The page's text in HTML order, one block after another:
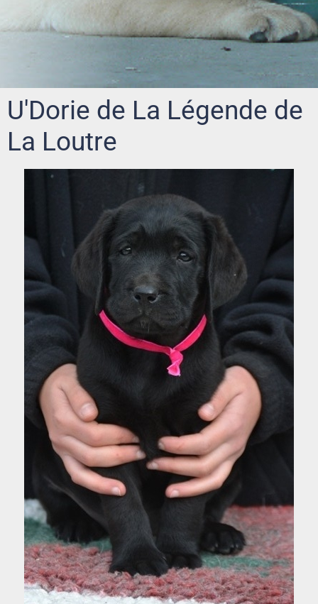
U'Dorie de La Légende de
La Loutre